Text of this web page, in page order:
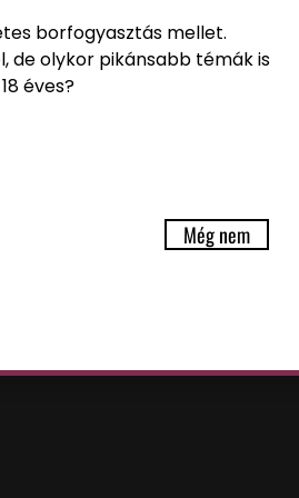
és a benne foglaltakat
borfogyasztás mellet.
de olykor pikánsabb témák is
éves?
Még nem